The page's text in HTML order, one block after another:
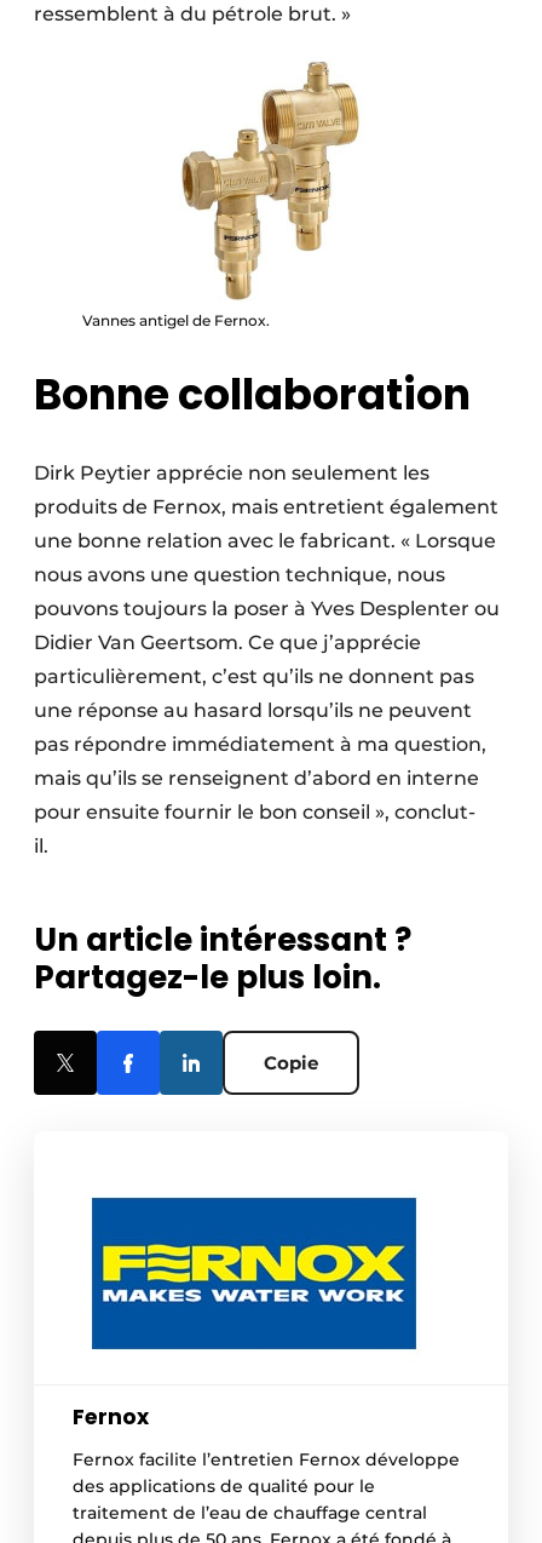
ressemblent à du pétrole brut. »
Vannes antigel de Fernox.
Bonne collaboration
Dirk Peytier apprécie non seulement les
produits de Fernox, mais entretient également
une bonne relation avec le fabricant. « Lorsque
nous avons une question technique, nous
pouvons toujours la poser à Yves Desplenter ou
Didier Van Geertsom. Ce que j’apprécie
particulièrement, c’est qu’ils ne donnent pas
une réponse au hasard lorsqu’ils ne peuvent
pas répondre immédiatement à ma question,
mais qu’ils se renseignent d’abord en interne
pour ensuite fournir le bon conseil », conclut-
il.
Un article intéressant ?
Partagez-le plus loin.
Copie
Fernox
Fernox facilite l’entretien Fernox développe
des applications de qualité pour le
traitement de l’eau de chauffage central